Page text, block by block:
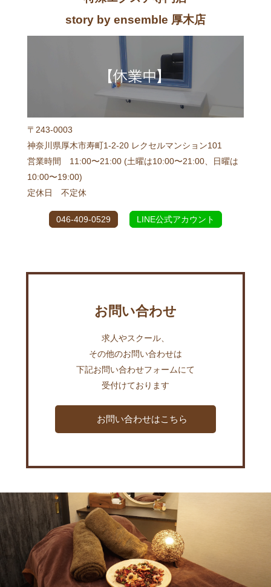
story by ensemble 厚木店
〒243-0003
神奈川県厚木市寿町1-2-20 レクセルマンション101
営業時間 11:00〜21:00 (土曜は10:00〜21:00、日曜は
10:00〜19:00)
定休日 不定休
046-409-0529 LINE公式アカウント
お問い合わせ
求人やスクール、
その他のお問い合わせは
下記お問い合わせフォームにて
受付けております
お問い合わせはこちら